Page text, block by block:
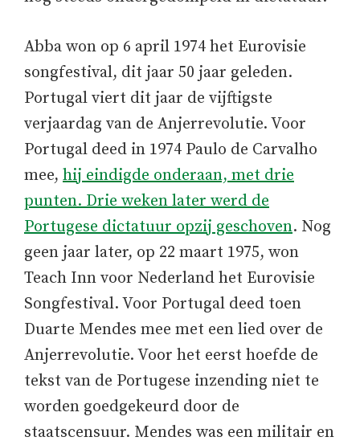
Abba won op 6 april 1974 het Eurovisie
songfestival, dit jaar 50 jaar geleden.
Portugal viert dit jaar de vijftigste
verjaardag van de Anjerrevolutie. Voor
Portugal deed in 1974 Paulo de Carvalho
mee, hij eindigde onderaan, met drie
punten. Drie weken later werd de
Portugese dictatuur opzij geschoven. Nog
geen jaar later, op 22 maart 1975, won
Teach Inn voor Nederland het Eurovisie
Songfestival. Voor Portugal deed toen
Duarte Mendes mee met een lied over de
Anjerrevolutie. Voor het eerst hoefde de
tekst van de Portugese inzending niet te
worden goedgekeurd door de
staatscensuur. Mendes was een militair en